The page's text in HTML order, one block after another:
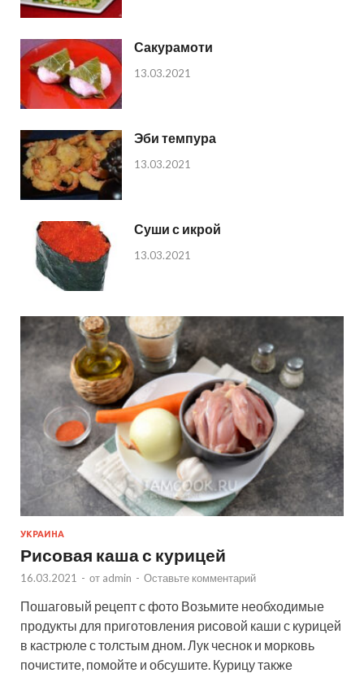
Сакурамоти
13.03.2021
Эби темпура
13.03.2021
Суши с икрой
13.03.2021
УКРАИНА
Рисовая каша с курицей
16.03.2021 - от admin - Оставьте комментарий
Пошаговый рецепт с фото Возьмите необходимые
продукты для приготовления рисовой каши с курицей
в кастрюле с толстым дном. Лук чеснок и морковь
почистите, помойте и обсушите. Курицу также